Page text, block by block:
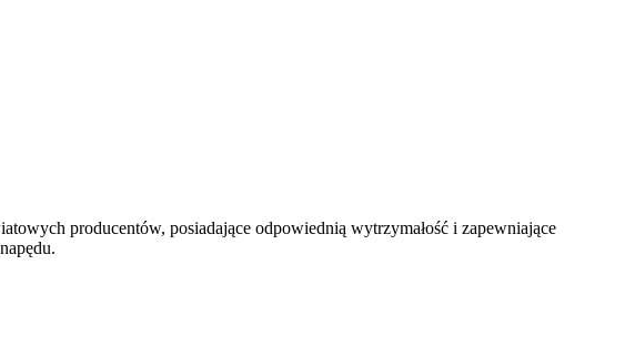
producentów, posiadające odpowiednią wytrzymałość i zapewniające